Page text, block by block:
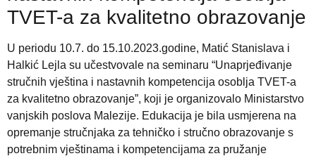
TVET-a za kvalitetno obrazovanje
U periodu 10.7. do 15.10.2023.godine, Matić Stanislava i
Halkić Lejla su učestvovale na seminaru “Unaprjeđivanje
stručnih vještina i nastavnih kompetencija osoblja TVET-a
za kvalitetno obrazovanje”, koji je organizovalo Ministarstvo
vanjskih poslova Malezije. Edukacija je bila usmjerena na
opremanje stručnjaka za tehničko i stručno obrazovanje s
potrebnim vještinama i kompetencijama za pružanje